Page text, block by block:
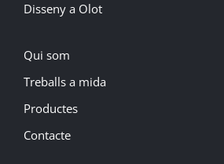
Disseny a Olot
Qui som
Treballs a mida
Productes
Contacte